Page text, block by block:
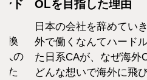
ド
換
人の
た
OLを目指した理由
日本の会社を辞めてい
外で働くなんてハード
た日系CAが、なぜ海外
どんな想いで海外に飛